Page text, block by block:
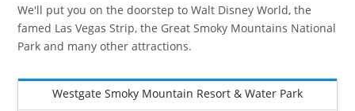
We'll put you on the doorstep to Walt Disney World, the
famed Las Vegas Strip, the Great Smoky Mountains National
Park and many other attractions.
Westgate Smoky Mountain Resort & Water Park